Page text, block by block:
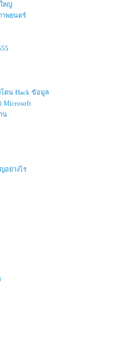
หญ่
าพยนตร์
โดน Hack ข้อมูล
Microsoft
น
อย่างไร